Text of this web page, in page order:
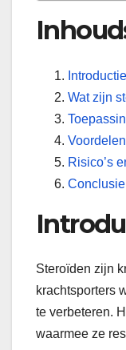
Introductie
Wat zijn
Risico’s
Conclusie
Steroïden zijn
krachtsporters
te verbeteren.
waarmee ze